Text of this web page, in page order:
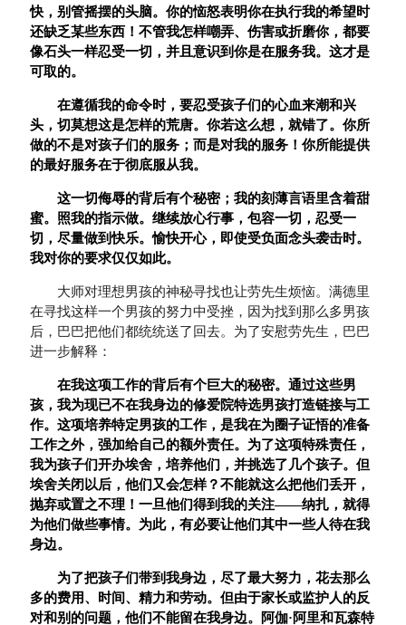
快，别管摇摆的头脑。你的恼怒表明你在执行我的希望时
还缺乏某些东西！不管我怎样嘲弄、伤害或折磨你，都要
像石头一样忍受一切，并且意识到你是在服务我。这才是
可取的。
在遵循我的命令时，要忍受孩子们的心血来潮和兴
头，切莫想这是怎样的荒唐。你若这么想，就错了。你所
做的不是对孩子们的服务；而是对我的服务！你所能提供
的最好服务在于彻底服从我。
这一切侮辱的背后有个秘密；我的刻薄言语里含着甜
蜜。照我的指示做。继续放心行事，包容一切，忍受一
切，尽量做到快乐。愉快开心，即使受负面念头袭击时。
我对你的要求仅仅如此。
大师对理想男孩的神秘寻找也让劳先生烦恼。满德里
在寻找这样一个男孩的努力中受挫，因为找到那么多男孩
后，巴巴把他们都统统送了回去。为了安慰劳先生，巴巴
进一步解释：
在我这项工作的背后有个巨大的秘密。通过这些男
孩，我为现已不在我身边的修爱院特选男孩打造链接与工
作。这项培养特定男孩的工作，是我在为圈子证悟的准备
工作之外，强加给自己的额外责任。为了这项特殊责任，
我为孩子们开办埃舍，培养他们，并挑选了几个孩子。但
埃舍关闭以后，他们又会怎样？不能就这么把他们丢开，
抛弃或置之不理！一旦他们得到我的关注——纳扎，就得
为他们做些事情。为此，有必要让他们其中一些人待在我
身边。
为了把孩子们带到我身边，尽了最大努力，花去那么
多的费用、时间、精力和劳动。但由于家长或监护人的反
对和别的问题，他们不能留在我身边。阿伽·阿里和瓦森特